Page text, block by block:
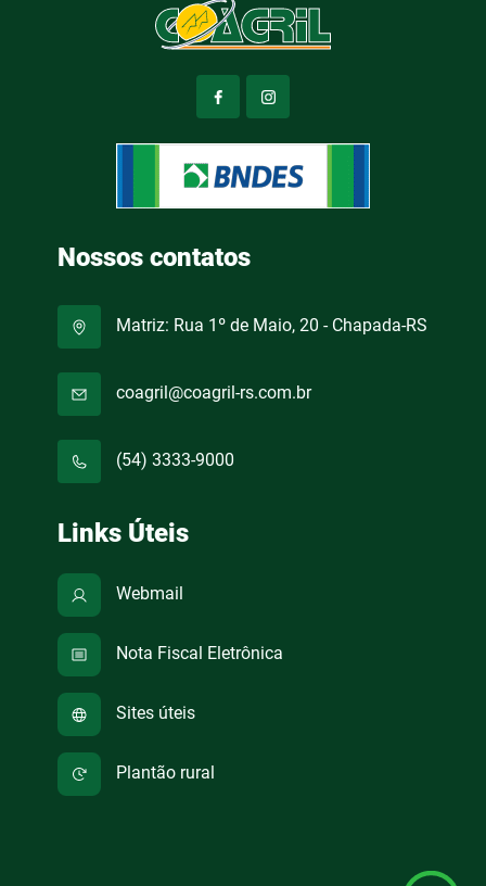
Nossos contatos
Matriz: Rua 1º de Maio, 20 - Chapada-RS
coagril@coagril-rs.com.br
(54) 3333-9000
Links Úteis
Webmail
Nota Fiscal Eletrônica
Sites úteis
Plantão rural